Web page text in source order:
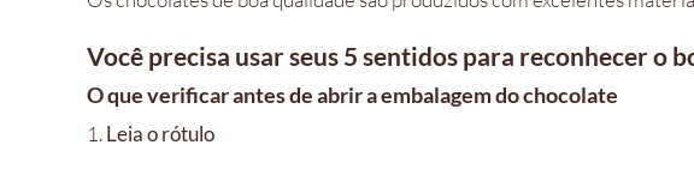
Você precisa usar seus 5 sentidos para reconhecer o
O que verificar antes de abrir a embalagem do chocolate
1.Leia o rótulo